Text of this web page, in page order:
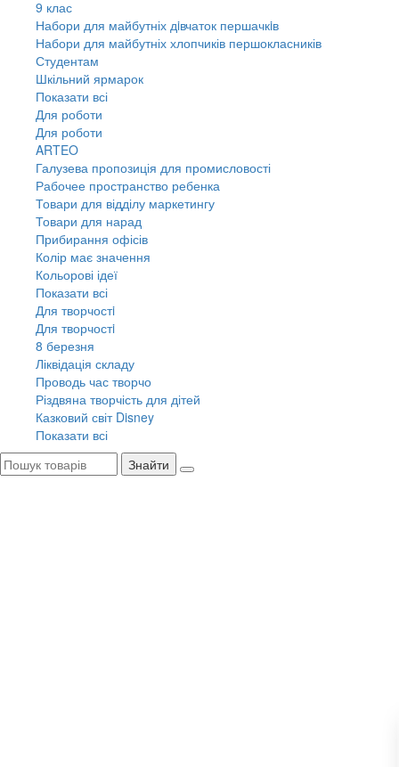
9 клас
Набори для майбутніх дiвчаток першачкiв
Набори для майбутніх хлопчиків першокласників
Студентам
Шкільний ярмарок
Показати всі
Для роботи
Для роботи
ARTEO
Галузева пропозиція для промисловості
Рабочее пространство ребенка
Товари для відділу маркетингу
Товари для нарад
Прибирання офісів
Колір має значення
Кольорові ідеї
Показати всі
Для творчостi
Для творчостi
8 березня
Ліквідація складу
Проводь час творчо
Різдвяна творчість для дітей
Казковий світ Disney
Показати всі
Знайти